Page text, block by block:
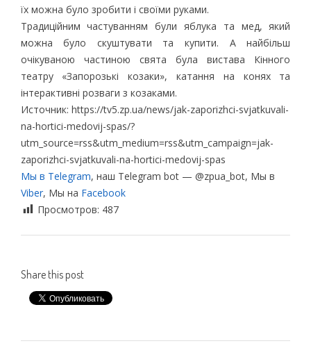
їх можна було зробити і своїми руками.
Традиційним частуванням були яблука та мед, який
можна було скуштувати та купити. А найбільш
очікуваною частиною свята була вистава Кінного
театру «Запорозькі козаки», катання на конях та
інтерактивні розваги з козаками.
Источник: https://tv5.zp.ua/news/jak-zaporizhci-svjatkuvali-
na-hortici-medovij-spas/?
utm_source=rss&utm_medium=rss&utm_campaign=jak-
zaporizhci-svjatkuvali-na-hortici-medovij-spas
Мы в Telegram, наш Telegram bot — @zpua_bot, Мы в
Viber, Мы на Facebook
Просмотров: 487
Share this post